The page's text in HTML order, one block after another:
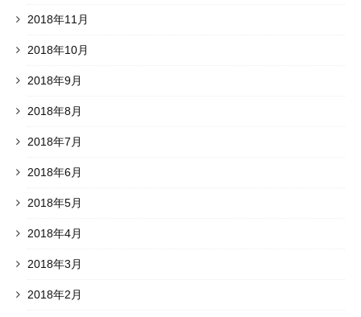
2018年11月
2018年10月
2018年9月
2018年8月
2018年7月
2018年6月
2018年5月
2018年4月
2018年3月
2018年2月